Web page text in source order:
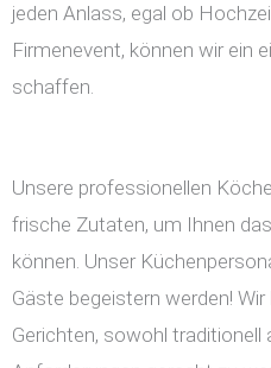
jeden Anlass, egal ob
Firmenevent, können wir ein
schaffen.
Unsere professionellen
frische Zutaten, um Ihnen
können. Unser
Gäste begeistern werden!
Gerichten, sowohl traditionell